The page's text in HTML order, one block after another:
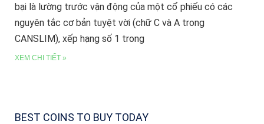
bại là lường trước vận động của một cổ phiếu có các
nguyên tắc cơ bản tuyệt vời (chữ C và A trong
CANSLIM), xếp hạng số 1 trong
XEM CHI TIẾT »
BEST COINS TO BUY TODAY